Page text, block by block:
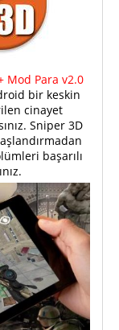
Mod Para v2.0
bir keskin
cinayet
Sniper 3D
başarılı